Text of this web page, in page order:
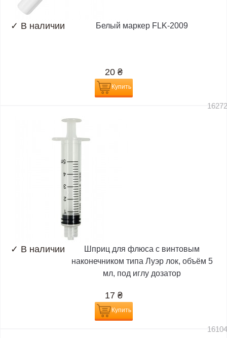
✓ В наличии Белый маркер FLK-2009
20 ₴
Купить
✓ В наличии
Шприц для флюса с винтовым
наконечником типа Луэр лок, объём 5
мл, под иглу дозатор
17 ₴
Купить